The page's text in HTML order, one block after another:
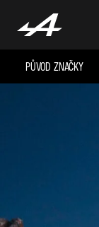
PŮVOD ZNAČKY